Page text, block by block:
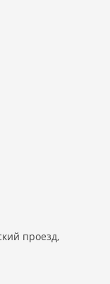
проезд,